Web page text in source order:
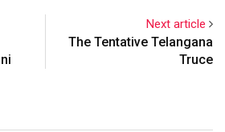
Next article
The Tentative Telangana
Truce